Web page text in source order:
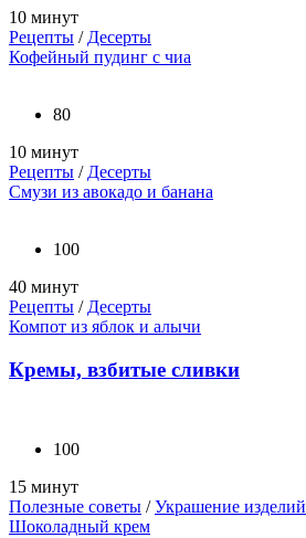
10 минут
Рецепты / Десерты
Кофейный пудинг с чиа
80
10 минут
Рецепты / Десерты
Смузи из авокадо и банана
100
40 минут
Рецепты / Десерты
Компот из яблок и алычи
Кремы, взбитые сливки
100
15 минут
Полезные советы /Украшение изделий
Шоколадный крем